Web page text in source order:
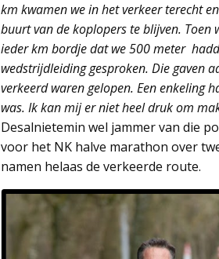
km kwamen we in het verkeer terecht
buurt van de koplopers te blijven.
ieder km bordje dat we 500 meter
wedstrijdleiding gesproken. Die gaven
verkeerd waren gelopen. Een enkeling
was. Ik kan mij er niet heel druk om
Desalnietemin wel jammer van die
voor het NK halve marathon over
namen helaas de verkeerde route.